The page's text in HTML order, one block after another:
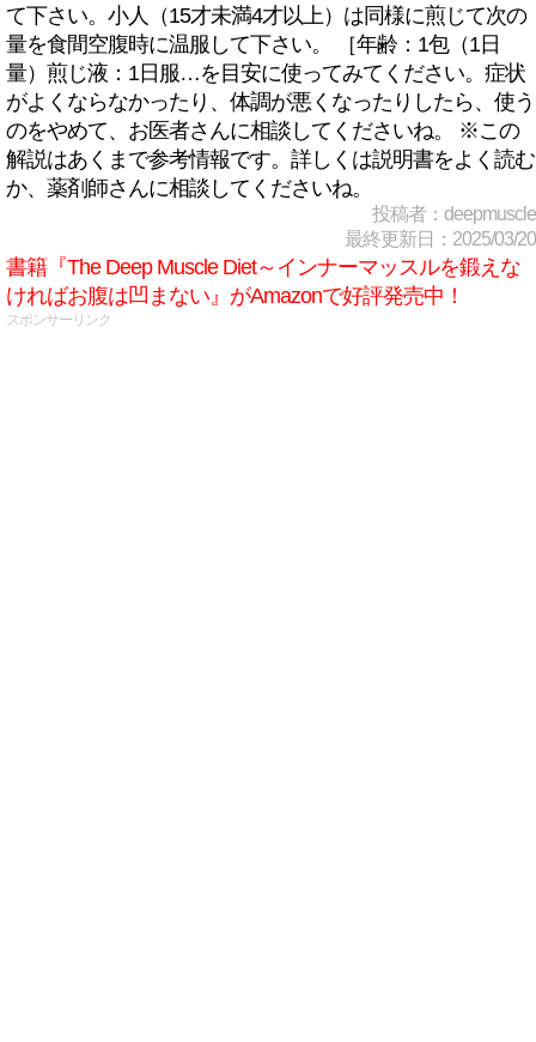
て下さい。小人（15才未満4才以上）は同様に煎じて次の
量を食間空腹時に温服して下さい。 ［年齢：1包（1日
量）煎じ液：1日服…を目安に使ってみてください。症状
がよくならなかったり、体調が悪くなったりしたら、使う
のをやめて、お医者さんに相談してくださいね。 ※この
解説はあくまで参考情報です。詳しくは説明書をよく読む
か、薬剤師さんに相談してくださいね。
投稿者：deepmuscle
最終更新日：2025/03/20
書籍『The Deep Muscle Diet～インナーマッスルを鍛えな
ければお腹は凹まない』がAmazonで好評発売中！
スポンサーリンク